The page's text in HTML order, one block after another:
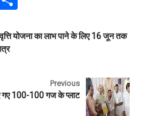
e
योजना का लाभ पाने के लिए 16 जून तक
Previous
गए 100-100 गज के प्लाट